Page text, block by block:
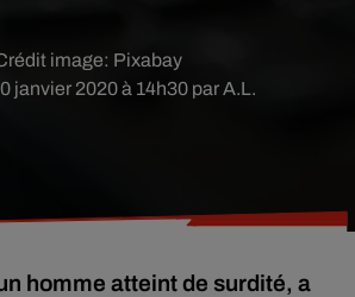
janvier 2020 à 14h30 par A.L.
image: Pixabay
homme atteint de surdité, a